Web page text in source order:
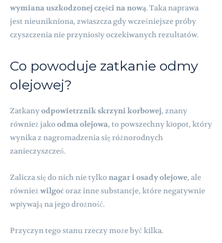
wymiana uszkodzonej części na nową. Taka naprawa
jest nieunikniona, zwłaszcza gdy wcześniejsze próby
czyszczenia nie przyniosły oczekiwanych rezultatów.
Co powoduje zatkanie odmy
olejowej?
Zatkanyodpowietrznik skrzyni korbowej, znany
również jakoodma olejowa, to powszechny kłopot, który
wynika z nagromadzenia się różnorodnych
zanieczyszczeń.
Zalicza się do nich nie tylkonagar i osady olejowe, ale
również wilgoć oraz inne substancje, które negatywnie
wpływają na jego drożność.
Przyczyn tego stanu rzeczy może być kilka.